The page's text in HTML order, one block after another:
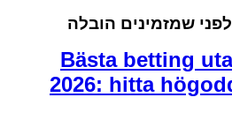
שמזמינים הובלה
Bästa betting
2026: hitta